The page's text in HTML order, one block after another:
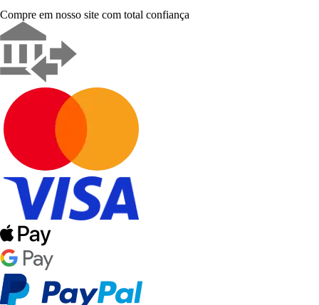
Compre em nosso site com total confiança